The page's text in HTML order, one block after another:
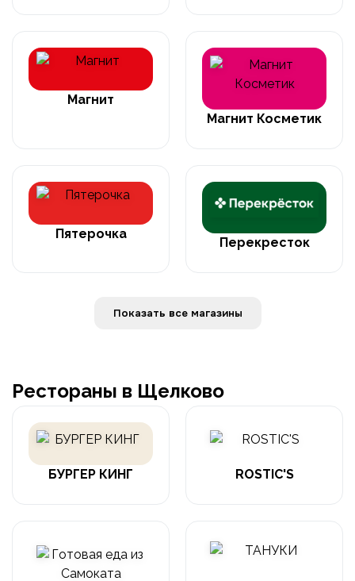
Магнит
Магнит Косметик
Пятерочка
Перекресток
Показать все магазины
Рестораны в Щелково
БУРГЕР КИНГ ROSTIC'S